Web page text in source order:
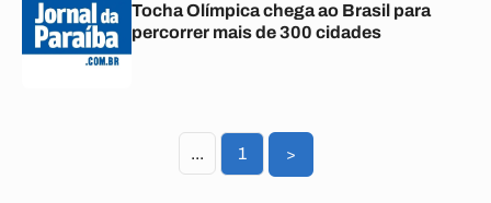
Tocha Olímpica chega ao Brasil para
percorrer mais de 300 cidades
... 1 >